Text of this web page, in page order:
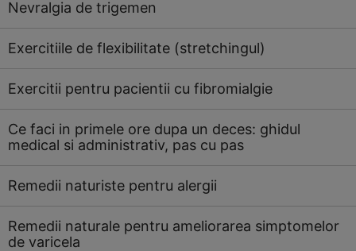
Nevralgia de trigemen
Exercitiile de flexibilitate (stretchingul)
Exercitii pentru pacientii cu fibromialgie
Ce faci in primele ore dupa un deces: ghidul
medical si administrativ, pas cu pas
Remedii naturiste pentru alergii
Remedii naturale pentru ameliorarea simptomelor
de varicela